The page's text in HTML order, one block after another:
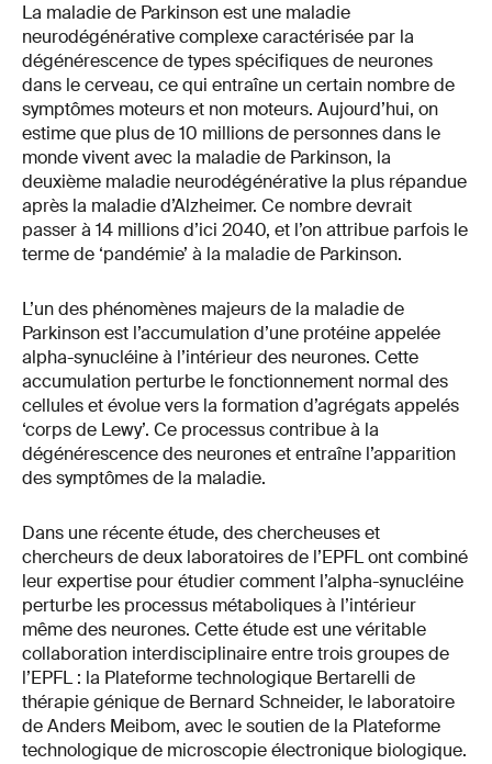
La maladie de Parkinson est une maladie
neurodégénérative complexe caractérisée par la
dégénérescence de types spécifiques de neurones
dans le cerveau, ce qui entraîne un certain nombre de
symptômes moteurs et non moteurs. Aujourd’hui, on
estime que plus de 10 millions de personnes dans le
monde vivent avec la maladie de Parkinson, la
deuxième maladie neurodégénérative la plus répandue
après la maladie d’Alzheimer. Ce nombre devrait
passer à 14 millions d’ici 2040, et l’on attribue parfois le
terme de ‘pandémie’ à la maladie de Parkinson.
L’un des phénomènes majeurs de la maladie de
Parkinson est l’accumulation d’une protéine appelée
alpha-synucléine à l’intérieur des neurones. Cette
accumulation perturbe le fonctionnement normal des
cellules et évolue vers la formation d’agrégats appelés
‘corps de Lewy’. Ce processus contribue à la
dégénérescence des neurones et entraîne l’apparition
des symptômes de la maladie.
Dans une récente étude, des chercheuses et
chercheurs de deux laboratoires de l’EPFL ont combiné
leur expertise pour étudier comment l’alpha-synucléine
perturbe les processus métaboliques à l’intérieur
même des neurones. Cette étude est une véritable
collaboration interdisciplinaire entre trois groupes de
l’EPFL : la Plateforme technologique Bertarelli de
thérapie génique de Bernard Schneider, le laboratoire
de Anders Meibom, avec le soutien de la Plateforme
technologique de microscopie électronique biologique.